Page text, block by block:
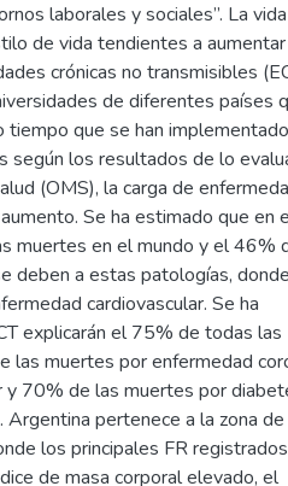
laborales y sociales”. La vida
de vida tendientes a
crónicas no transmisibles
de diferentes países
tiempo que se han implementado
según los resultados de lo
(OMS), la carga de
Se ha estimado que en
muertes en el mundo y el 46%
deben a estas patologías,
cardiovascular. Se ha
explicarán el 75% de todas las
muertes por enfermedad
70% de las muertes por
pertenece a la zona de
los principales FR registrados
de masa corporal elevado, el